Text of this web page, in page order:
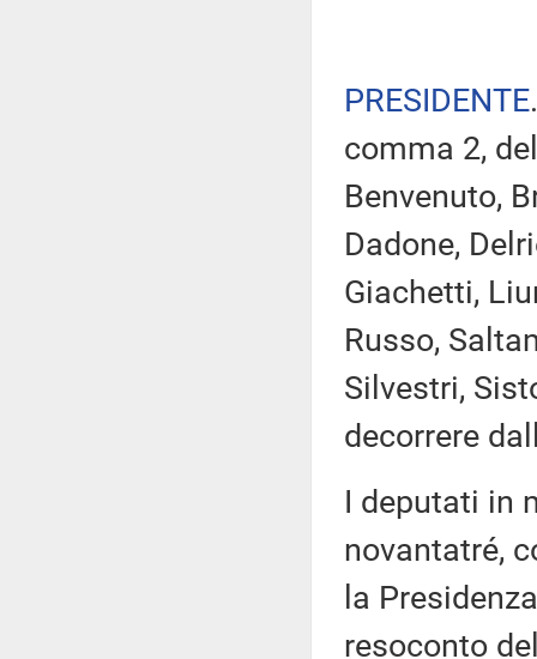
PRESIDENTE
comma 2,
Benvenuto,
Dadone,
Giachetti,
Russo,
Silvestri,
decorrere
I deputati in
novantatré,
la
resoconto